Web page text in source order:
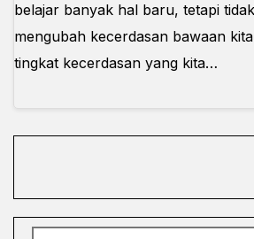
belajar banyak hal baru, tetapi
mengubah kecerdasan bawaan
tingkat kecerdasan yang kita…